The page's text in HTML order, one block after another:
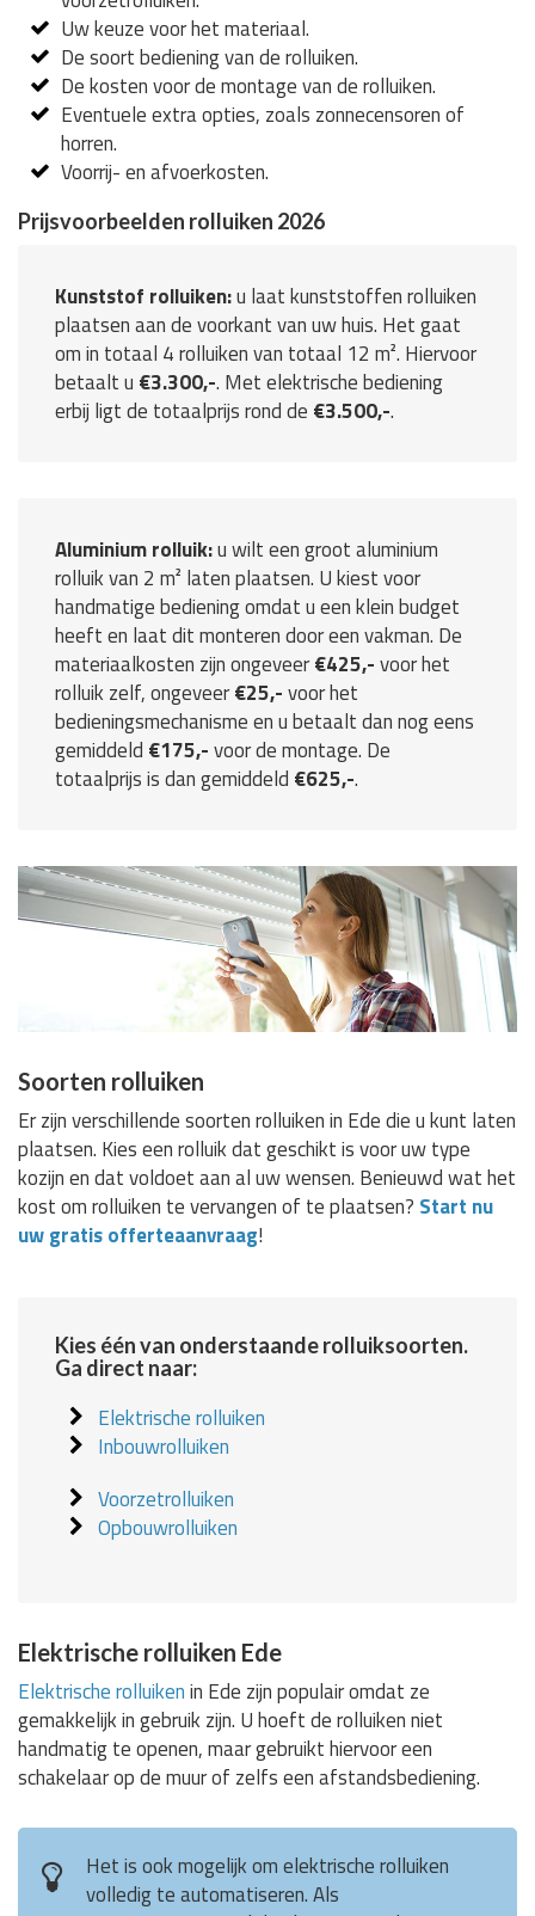
Uw keuze voor het materiaal.
De soort bediening van de rolluiken.
De kosten voor de montage van de rolluiken.
Eventuele extra opties, zoals zonnecensoren of
horren.
Voorrij- en afvoerkosten.
Prijsvoorbeelden rolluiken 2026
Kunststof rolluiken:u laat kunststoffen rolluiken
plaatsen aan de voorkant van uw huis. Het gaat
om in totaal 4 rolluiken van totaal 12 m². Hiervoor
betaalt u €3.300,-. Met elektrische bediening
erbij ligt de totaalprijs rond de €3.500,-.
Aluminium rolluik:u wilt een groot aluminium
rolluik van 2 m² laten plaatsen. U kiest voor
handmatige bediening omdat u een klein budget
heeft en laat dit monteren door een vakman. De
materiaalkosten zijn ongeveer€425,-voor het
rolluik zelf, ongeveer€25,-voor het
bedieningsmechanisme en u betaalt dan nog eens
gemiddeld €175,-voor de montage. De
totaalprijs is dan gemiddeld €625,-.
Soorten rolluiken
Er zijn verschillende soorten rolluiken in Ede die u kunt laten
plaatsen. Kies een rolluik dat geschikt is voor uw type
kozijn en dat voldoet aan al uw wensen. Benieuwd wat het
kost om rolluiken te vervangen of te plaatsen? Start nu
uw gratis offerteaanvraag!
Kies één van onderstaande rolluiksoorten.
Ga direct naar:
Elektrische rolluiken
Inbouwrolluiken
Voorzetrolluiken
Opbouwrolluiken
Elektrische rolluiken Ede
Elektrische rolluikenin Ede zijn populair omdat ze
gemakkelijk in gebruik zijn. U hoeft de rolluiken niet
handmatig te openen, maar gebruikt hiervoor een
schakelaar op de muur of zelfs een afstandsbediening.
Het is ook mogelijk om elektrische rolluiken
volledig te automatiseren. Als